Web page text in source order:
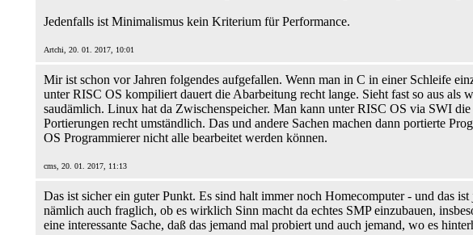
Jedenfalls ist Minimalismus kein Kriterium für Performance.
Artchi, 20. 01. 2017, 10:01
Mir ist schon vor Jahren folgendes aufgefallen. Wenn man in C in einer Schleife
unter RISC OS kompiliert dauert die Abarbeitung recht lange. Sieht fast so aus
saudämlich. Linux hat da Zwischenspeicher. Man kann unter RISC OS via SWI
Portierungen recht umständlich. Das und andere Sachen machen dann portierte
OS Programmierer nicht alle bearbeitet werden können.
cms, 20. 01. 2017, 11:13
Das ist sicher ein guter Punkt. Es sind halt immer noch Homecomputer - und das
nämlich auch fraglich, ob es wirklich Sinn macht da echtes SMP einzubauen,
eine interessante Sache, daß das jemand mal probiert und auch jemand, wo es